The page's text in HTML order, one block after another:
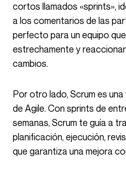
cortos llamados «sprints»,
a los comentarios de las
perfecto para un equipo
estrechamente y
cambios.
Por otro lado, Scrum es una versión estructurada
de Agile. Con sprints de
semanas, Scrum te guía a
planificación, ejecución,
que garantiza una mejora